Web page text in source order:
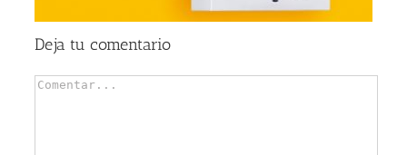
Deja tu comentario
Comentar